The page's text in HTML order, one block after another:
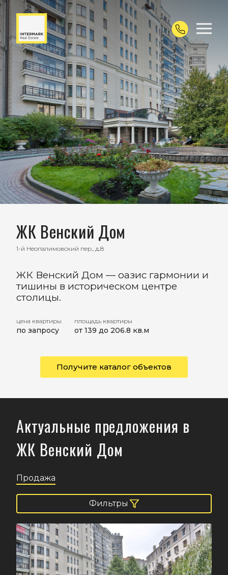
ЖК Венский Дом
1-й Неопалимовский пер., д.8
ЖК Венский Дом — оазис гармонии и
тишины в историческом центре
столицы.
цена квартиры
по запросу
площадь квартиры
от 139 до 206.8 кв.м
Получите каталог объектов
Актуальные предложения в
ЖК Венский Дом
Продажа
Фильтры